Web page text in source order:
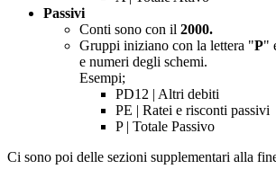
Passivi
Conti sono con il 2000.
Gruppi iniziano con la lettera "P"
e numeri degli schemi.
Esempi;
PD12 | Altri debiti
PE | Ratei e risconti passivi
P | Totale Passivo
Ci sono poi delle sezioni supplementari alla